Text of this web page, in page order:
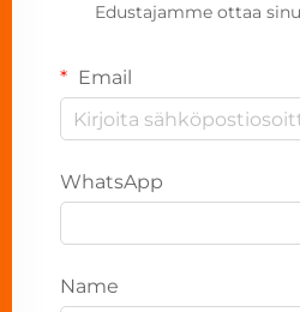
Edustajamme ottaa
Email
WhatsApp
Name